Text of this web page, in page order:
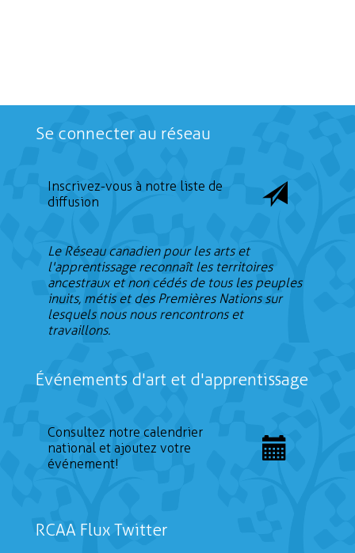
Se connecter au réseau
Inscrivez-vous à notre liste de
diffusion
Le Réseau canadien pour les arts et
l'apprentissage reconnaît les territoires
ancestraux et non cédés de tous les peuples
inuits, métis et des Premières Nations sur
lesquels nous nous rencontrons et
travaillons.
Événements d'art et d'apprentissage
Consultez notre calendrier
national et ajoutez votre
événement!
RCAA Flux Twitter